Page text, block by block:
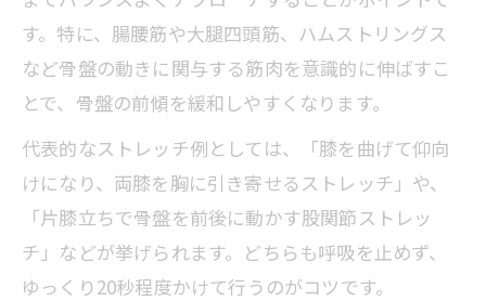
す。特に、腸腰筋や大腿四頭筋、ハムストリングス
など骨盤の動きに関与する筋肉を意識的に伸ばすこ
とで、骨盤の前傾を緩和しやすくなります。
代表的なストレッチ例としては、「膝を曲げて仰向
けになり、両膝を胸に引き寄せるストレッチ」や、
「片膝立ちで骨盤を前後に動かす股関節ストレッ
チ」などが挙げられます。どちらも呼吸を止めず、
ゆっくり20秒程度かけて行うのがコツです。